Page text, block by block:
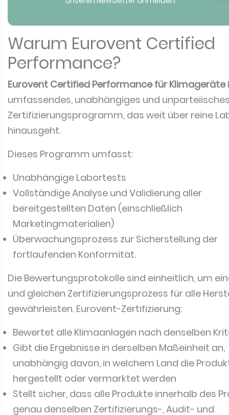
Warum Eurovent Certified
Performance?
Eurovent Certified Performance für Klimageräte
umfassendes, unabhängiges und
Zertifizierungsprogramm, das weit über reine
hinausgeht.
Dieses Programm umfasst:
Unabhängige Labortests
Vollständige Analyse und Validierung aller
bereitgestellten Daten (einschließlich
Marketingmaterialien)
Überwachungsprozess zur Sicherstellung der
fortlaufenden Konformität.
Die Bewertungsprotokolle sind einheitlich, um
und gleichen Zertifizierungsprozess für alle
gewährleisten. Eurovent-Zertifizierung:
Bewertet alle Klimaanlagen nach denselben
Gibt die Ergebnisse in derselben Maßeinheit an,
unabhängig davon, in welchem Land die
hergestellt oder vermarktet werden
Stellt sicher, dass alle Produkte innerhalb des
genau denselben Zertifizierungs-, Audit- und